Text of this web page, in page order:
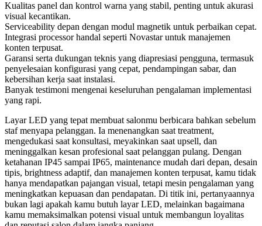
Kualitas panel dan kontrol warna yang stabil, penting untuk akurasi
visual kecantikan.
Serviceability depan dengan modul magnetik untuk perbaikan cepat.
Integrasi processor handal seperti Novastar untuk manajemen
konten terpusat.
Garansi serta dukungan teknis yang diapresiasi pengguna, termasuk
penyelesaian konfigurasi yang cepat, pendampingan sabar, dan
kebersihan kerja saat instalasi.
Banyak testimoni mengenai keseluruhan pengalaman implementasi
yang rapi.
Layar LED yang tepat membuat salonmu berbicara bahkan sebelum
staf menyapa pelanggan. Ia menenangkan saat treatment,
mengedukasi saat konsultasi, meyakinkan saat upsell, dan
meninggalkan kesan profesional saat pelanggan pulang. Dengan
ketahanan IP45 sampai IP65, maintenance mudah dari depan, desain
tipis, brightness adaptif, dan manajemen konten terpusat, kamu tidak
hanya mendapatkan pajangan visual, tetapi mesin pengalaman yang
meningkatkan kepuasan dan pendapatan. Di titik ini, pertanyaannya
bukan lagi apakah kamu butuh layar LED, melainkan bagaimana
kamu memaksimalkan potensi visual untuk membangun loyalitas